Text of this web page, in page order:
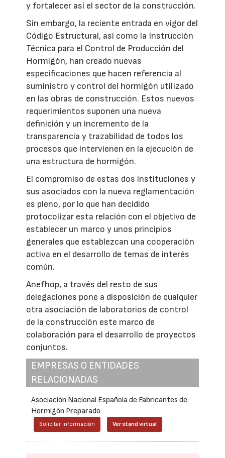
y fortalecer así el sector de la construcción.
Sin embargo, la reciente entrada en vigor del
Código Estructural, así como la Instrucción
Técnica para el Control de Producción del
Hormigón, han creado nuevas
especificaciones que hacen referencia al
suministro y control del hormigón utilizado
en las obras de construcción. Estos nuevos
requerimientos suponen una nueva
definición y un incremento de la
transparencia y trazabilidad de todos los
procesos que intervienen en la ejecución de
una estructura de hormigón.
El compromiso de estas dos instituciones y
sus asociados con la nueva reglamentación
es pleno, por lo que han decidido
protocolizar esta relación con el objetivo de
establecer un marco y unos principios
generales que establezcan una cooperación
activa en el desarrollo de temas de interés
común.
Anefhop, a través del resto de sus
delegaciones pone a disposición de cualquier
otra asociación de laboratorios de control
de la construcción este marco de
colaboración para el desarrollo de proyectos
conjuntos.
EMPRESAS O ENTIDADES
RELACIONADAS
Asociación Nacional Española de Fabricantes de
Hormigón Preparado
Solicitar información Ver stand virtual